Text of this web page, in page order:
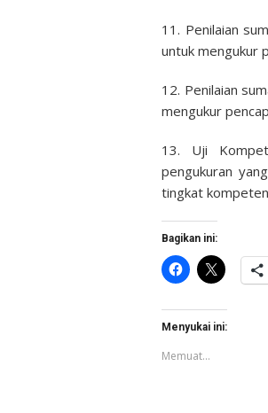
11. Penilaian
untuk mengukur
12. Penilaian
mengukur
13. Uji
pengukuran
tingkat
Bagikan ini:
Klik
untuk
membagikan
di
jendela
baru)
Klik
untuk
berbagi
di
jendela
Menyukai ini:
Memuat...